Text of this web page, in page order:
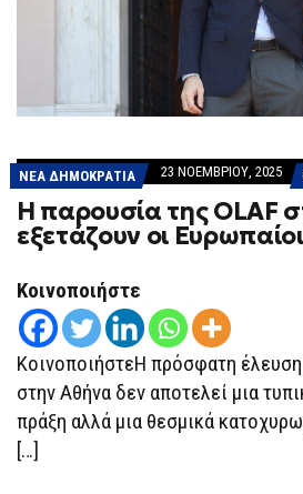
ΝΕΑ ΔΗΜΟΚΡΑΤΙΑ 23 ΝΟΕΜΒΡΊΟΥ, 2025
Η παρουσία της OLAF
εξετάζουν οι
Κοινοποιήστε
ΚοινοποιήστεΗ πρόσφατη έλευση
στην Αθήνα δεν αποτελεί μια
πράξη αλλά μια θεσμικά
[…]